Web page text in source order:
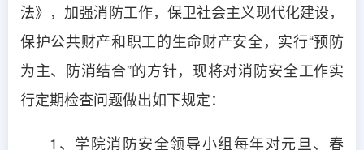
法》，加强消防工作，保卫社会主义现代化建设，
保护公共财产和职工的生命财产安全，实行“预防
为主、防消结合”的方针，现将对消防安全工作实
行定期检查问题做出如下规定：
1、学院消防安全领导小组每年对元旦、春